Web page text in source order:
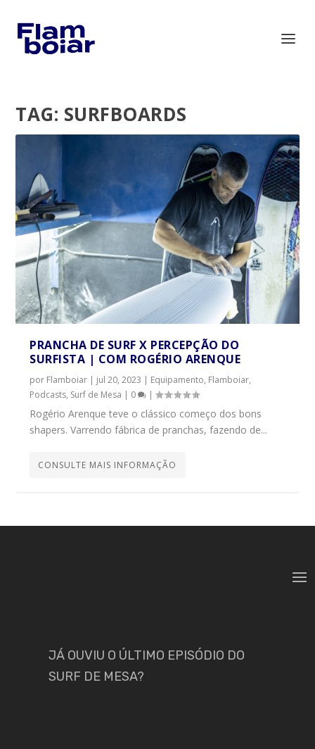
TAG: SURFBOARDS
PRANCHA DE SURF X PERCEPÇÃO DO
SURFISTA | COM ROGÉRIO ARENQUE
por Flamboiar | jul 20, 2023 | Equipamento, Flamboiar,
Podcasts, Surf de Mesa | 0 |
Rogério Arenque teve o clássico começo dos bons
shapers. Varrendo fábrica de pranchas, fazendo de...
CONSULTE MAIS INFORMAÇÃO
JÁ OUVIU O ÚLTIMO EPISÓDIO DO
SURF DE MESA?